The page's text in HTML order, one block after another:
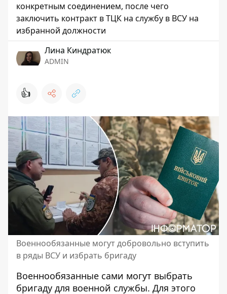
конкретным соединением, после чего
заключить контракт в ТЦК на службу в ВСУ на
избранной должности
Лина Киндратюк
ADMIN
👍
Военнообязанные могут добровольно вступить
в ряды ВСУ и избрать бригаду
Военнообязанные сами могут выбрать
бригаду для военной службы. Для этого